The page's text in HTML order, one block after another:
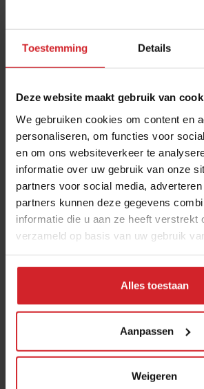
Toestemming Details
Deze website maakt gebruik van
We gebruiken cookies om content en
personaliseren, om functies voor
en om ons websiteverkeer te
informatie over uw gebruik van onze
partners voor social media,
partners kunnen deze gegevens
informatie die u aan ze heeft verstrekt
verzameld op basis van uw gebruik
Alles toestaan
Aanpassen
Weigeren
Best gelezen artikelen
Eten in
eetcafés tot De
4 augustus 2026| 6 min
Joris Bijdendijk en
Café de Lepel
9 naar 14 miljoen
go-locaties